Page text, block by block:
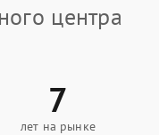
центра
7
лет на рынке